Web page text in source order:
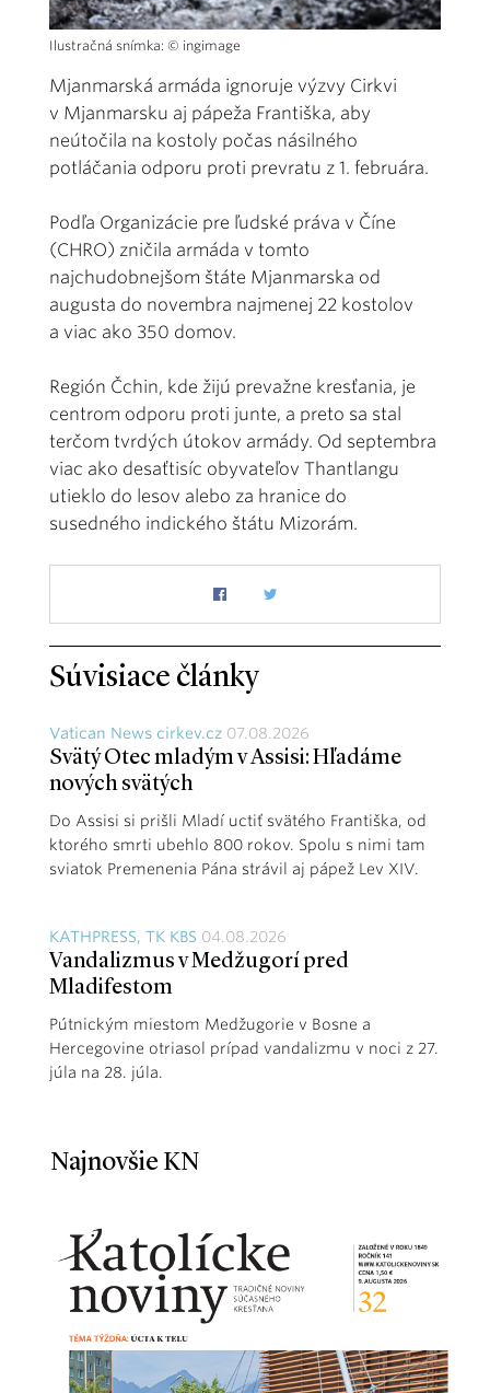
Ilustračná snímka: © ingimage
Mjanmarská armáda ignoruje výzvy Cirkvi
v Mjanmarsku aj pápeža Františka, aby
neútočila na kostoly počas násilného
potláčania odporu proti prevratu z 1. februára.
Podľa Organizácie pre ľudské práva v Číne
(CHRO) zničila armáda v tomto
najchudobnejšom štáte Mjanmarska od
augusta do novembra najmenej 22 kostolov
a viac ako 350 domov.
Región Čchin, kde žijú prevažne kresťania, je
centrom odporu proti junte, a preto sa stal
terčom tvrdých útokov armády. Od septembra
viac ako desaťtisíc obyvateľov Thantlangu
utieklo do lesov alebo za hranice do
susedného indického štátu Mizorám.
Súvisiace články
Vatican News cirkev.cz 07.08.2026
Svätý Otec mladým v Assisi: Hľadáme
nových svätých
Do Assisi si prišli Mladí uctiť svätého Františka, od
ktorého smrti ubehlo 800 rokov. Spolu s nimi tam
sviatok Premenenia Pána strávil aj pápež Lev XIV.
KATHPRESS, TK KBS 04.08.2026
Vandalizmus v Medžugorí pred
Mladifestom
Pútnickým miestom Medžugorie v Bosne a
Hercegovine otriasol prípad vandalizmu v noci z 27.
júla na 28. júla.
Najnovšie KN